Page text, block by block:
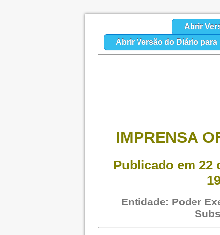
Abrir
Abrir Versão do Diário para
IMPRENSA
Publicado em 22
Entidade: Poder